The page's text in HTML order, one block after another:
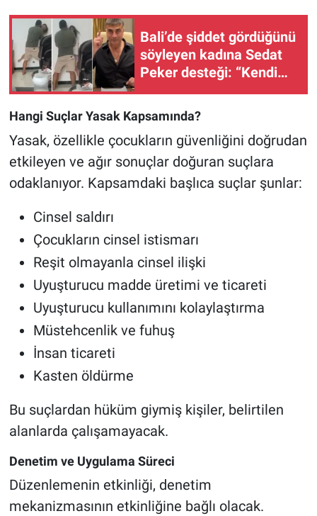
Bali’de şiddet gördüğünü
söyleyen kadına Sedat
Peker desteği: “Kendimi
güvende hissediyorum”
Hangi Suçlar Yasak Kapsamında?
Yasak, özellikle çocukların güvenliğini doğrudan
etkileyen ve ağır sonuçlar doğuran suçlara
odaklanıyor. Kapsamdaki başlıca suçlar şunlar:
Cinsel saldırı
Çocukların cinsel istismarı
Reşit olmayanla cinsel ilişki
Uyuşturucu madde üretimi ve ticareti
Uyuşturucu kullanımını kolaylaştırma
Müstehcenlik ve fuhuş
İnsan ticareti
Kasten öldürme
Bu suçlardan hüküm giymiş kişiler, belirtilen
alanlarda çalışamayacak.
Denetim ve Uygulama Süreci
Düzenlemenin etkinliği, denetim
mekanizmasının etkinliğine bağlı olacak.